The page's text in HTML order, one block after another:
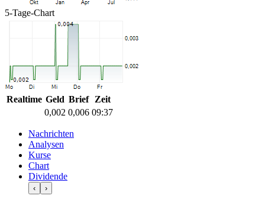
5-Tage-Chart
Realtime Geld Brief
Zeit
0,002 0,006 09:37
Nachrichten
Analysen
Kurse
Chart
Dividende
‹ ›